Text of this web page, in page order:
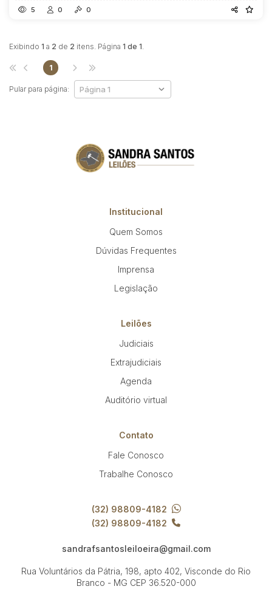
5 0 0
Exibindo 1 a 2 de 2 itens. Página 1 de 1.
Pular para página:
1
Institucional
Quem Somos
Dúvidas Frequentes
Imprensa
Legislação
Leilões
Judiciais
Extrajudiciais
Agenda
Auditório virtual
Contato
Fale Conosco
Trabalhe Conosco
(32) 98809-4182
(32) 98809-4182
sandrafsantosleiloeira@gmail.com
Rua Voluntários da Pátria, 198, apto 402, Visconde do Rio
Branco - MG CEP 36.520-000